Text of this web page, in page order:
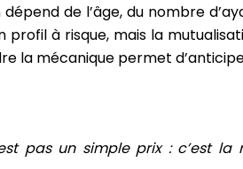
de l’âge, du nombre
profil à risque, mais la
la mécanique permet
pas un simple prix : c’est la